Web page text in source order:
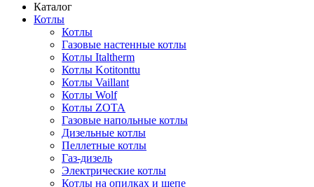
Каталог
Котлы
Котлы
Газовые настенные котлы
Котлы Italtherm
Котлы Kotitonttu
Котлы Vaillant
Котлы Wolf
Котлы ZOTA
Газовые напольные котлы
Дизельные котлы
Пеллетные котлы
Газ-дизель
Электрические котлы
Котлы на опилках и щепе